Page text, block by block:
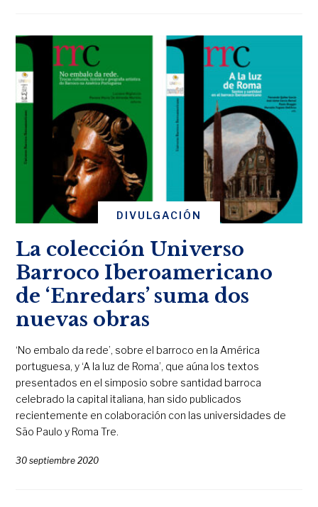
DIVULGACIÓN
La colección Universo
Barroco Iberoamericano
de ‘Enredars’ suma dos
nuevas obras
‘No embalo da rede’, sobre el barroco en la América
portuguesa, y ‘A la luz de Roma’, que aúna los textos
presentados en el simposio sobre santidad barroca
celebrado la capital italiana, han sido publicados
recientemente en colaboración con las universidades de
São Paulo y Roma Tre.
30 septiembre 2020